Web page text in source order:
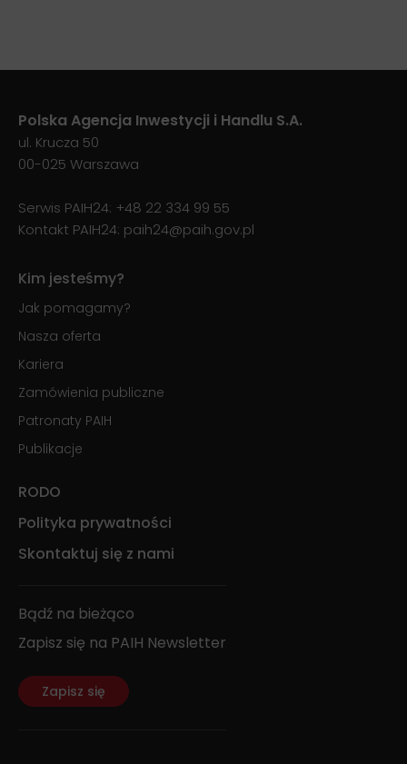
Polska Agencja Inwestycji i Handlu S.A.
ul. Krucza 50
00-025 Warszawa
Serwis PAIH24: +48 22 334 99 55
Kontakt PAIH24: paih24@paih.gov.pl
Kim jesteśmy?
Jak pomagamy?
Nasza oferta
Kariera
Zamówienia publiczne
Patronaty PAIH
Publikacje
RODO
Polityka prywatności
Skontaktuj się z nami
Bądź na bieżąco
Zapisz się na PAIH Newsletter
Zapisz się